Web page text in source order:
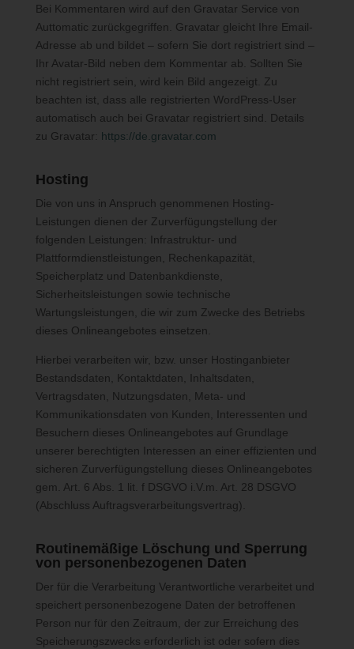
Bei Kommentaren wird auf den Gravatar Service von
Auttomatic zurückgegriffen. Gravatar gleicht Ihre Email-
Adresse ab und bildet – sofern Sie dort registriert sind –
Ihr Avatar-Bild neben dem Kommentar ab. Sollten Sie
nicht registriert sein, wird kein Bild angezeigt. Zu
beachten ist, dass alle registrierten WordPress-User
automatisch auch bei Gravatar registriert sind. Details
zu Gravatar: https://de.gravatar.com
Hosting
Die von uns in Anspruch genommenen Hosting-
Leistungen dienen der Zurverfügungstellung der
folgenden Leistungen: Infrastruktur- und
Plattformdienstleistungen, Rechenkapazität,
Speicherplatz und Datenbankdienste,
Sicherheitsleistungen sowie technische
Wartungsleistungen, die wir zum Zwecke des Betriebs
dieses Onlineangebotes einsetzen.
Hierbei verarbeiten wir, bzw. unser Hostinganbieter
Bestandsdaten, Kontaktdaten, Inhaltsdaten,
Vertragsdaten, Nutzungsdaten, Meta- und
Kommunikationsdaten von Kunden, Interessenten und
Besuchern dieses Onlineangebotes auf Grundlage
unserer berechtigten Interessen an einer effizienten und
sicheren Zurverfügungstellung dieses Onlineangebotes
gem. Art. 6 Abs. 1 lit. f DSGVO i.V.m. Art. 28 DSGVO
(Abschluss Auftragsverarbeitungsvertrag).
Routinemäßige Löschung und Sperrung
von personenbezogenen Daten
Der für die Verarbeitung Verantwortliche verarbeitet und
speichert personenbezogene Daten der betroffenen
Person nur für den Zeitraum, der zur Erreichung des
Speicherungszwecks erforderlich ist oder sofern dies
Verantwortlichen wenden.
b) Recht auf Auskunft
Jede von der Verarbeitung personenbezogener Daten
betroffene Person hat das vom Europäischen Richtlinien- und
Verordnungsgeber gewährte Recht, jederzeit von dem für die
Verarbeitung Verantwortlichen unentgeltliche Auskunft über die
zu seiner Person gespeicherten personenbezogenen Daten und
Person Auskunft über folgende Informationen zugestanden:
die Verarbeitungszwecke
die Kategorien personenbezogener Daten, die verarbeitet
werden
die Empfänger oder Kategorien von Empfängern, gegenüber
denen die personenbezogenen Daten offengelegt worden sind
oder noch offengelegt werden, insbesondere bei Empfängern in
Drittländern oder bei internationalen Organisationen
falls möglich die geplante Dauer, für die die personenbezogenen
Daten gespeichert werden, oder, falls dies nicht möglich ist, die
Kriterien für die Festlegung dieser Dauer
sie betreffenden personenbezogenen Daten oder auf
Einschränkung der Verarbeitung durch den Verantwortlichen
oder eines Widerspruchsrechts gegen diese Verarbeitung
das Bestehen eines Beschwerderechts bei einer
Aufsichtsbehörde
wenn die personenbezogenen Daten nicht bei der betroffenen
Person erhoben werden: Alle verfügbaren Informationen über
die Herkunft der Daten
das Bestehen einer automatisierten Entscheidungsfindung
einschließlich Profiling gemäß Artikel 22 Abs.1 und 4 DS-GVO
und — zumindest in diesen Fällen — aussagekräftige
Informationen über die involvierte Logik sowie die Tragweite und
die angestrebten Auswirkungen einer derartigen Verarbeitung
zu, ob personenbezogene Daten an ein Drittland oder an eine
internationale Organisation übermittelt wurden. Sofern dies der
Fall ist, so steht der betroffenen Person im Übrigen das Recht
zu, Auskunft über die geeigneten Garantien im Zusammenhang
mit der Übermittlung zu erhalten.